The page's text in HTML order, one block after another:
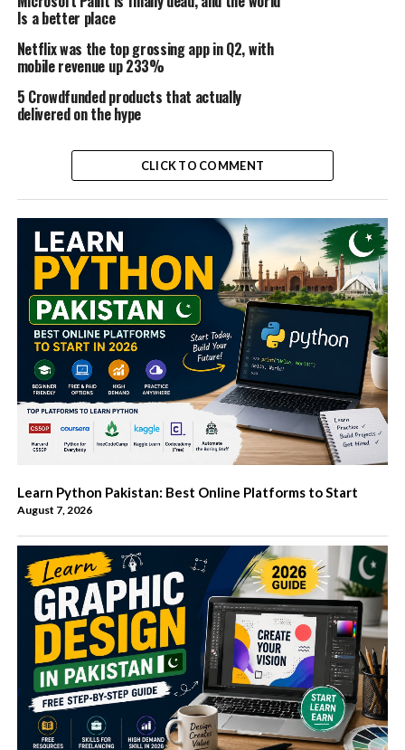
Is a better place
Netflix was the top grossing app in Q2, with
mobile revenue up 233%
5 Crowdfunded products that actually
delivered on the hype
CLICK TO COMMENT
Learn Python Pakistan: Best Online Platforms to Start
August 7, 2026